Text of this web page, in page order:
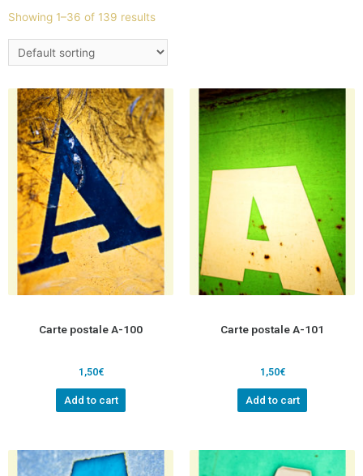
Showing 1–36 of 139 results
Carte postale A-100
1,50€
Add to cart
Carte postale A-101
1,50€
Add to cart